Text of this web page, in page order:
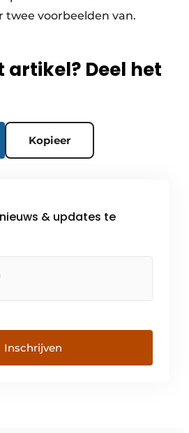
twee voorbeelden van.
artikel? Deel het
Kopieer
& updates te
Inschrijven